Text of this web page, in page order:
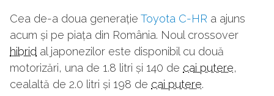
Cea de-a doua generație Toyota C-HR a ajuns
acum și pe piața din România. Noul crossover
hibrid al japonezilor este disponibil cu două
motorizări, una de 1.8 litri și 140 de cai putere,
cealaltă de 2.0 litri și 198 de cai putere.